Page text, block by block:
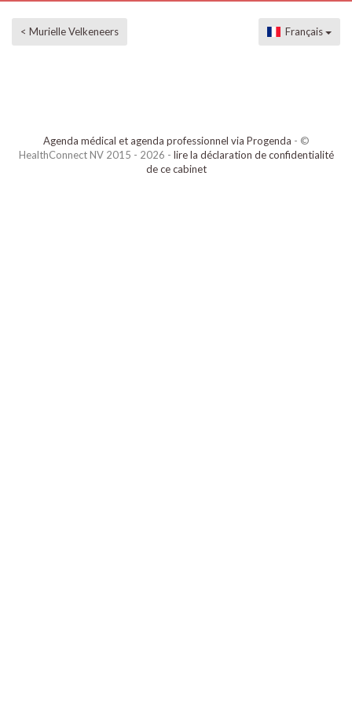
< Murielle Velkeneers Français
Agenda médical et agenda professionnel via Progenda - ©
HealthConnect NV 2015 - 2026 - lire la déclaration de confidentialité
de ce cabinet